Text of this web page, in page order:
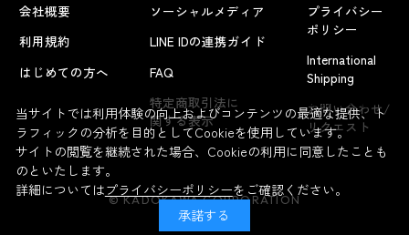
よくあるお問い合わせ
会社概要
利用規約
はじめての方へ
ソーシャルメディア
LINE IDの連携ガイド
FAQ
特定商取引法に
関する表示
プライバシー
ポリシー
International
Shipping
お問い合わせ/
リクエスト
© KADOKAWA CORPORATION
当サイトでは利用体験の向上およびコンテンツの最適な提供、ト
ラフィックの分析を目的としてCookieを使用しています。
サイトの閲覧を継続された場合、Cookieの利用に同意したことも
のといたします。
詳細についてはプライバシーポリシーをご確認ください。
承諾する